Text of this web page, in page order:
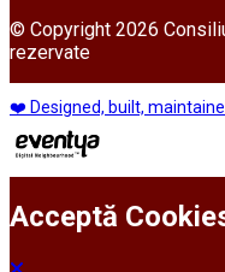
© Copyright 2026
rezervate
❤️ Designed, built,
Acceptă